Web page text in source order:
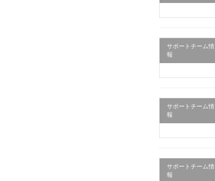
サポートチーム情
報
サポートチーム情
報
サポートチーム情
報